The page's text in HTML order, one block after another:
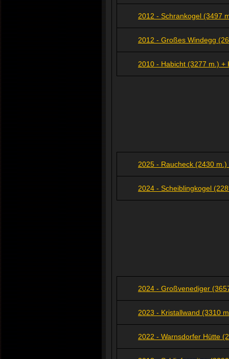
2012 - Schrankogel (3497
2012 - Großes Windegg
2010 - Habicht (3277 m.) +
2025 - Raucheck (2430
2024 - Scheiblingkogel
2024 - Großvenediger
2023 - Kristallwand (3310
2022 - Warnsdorfer Hütte